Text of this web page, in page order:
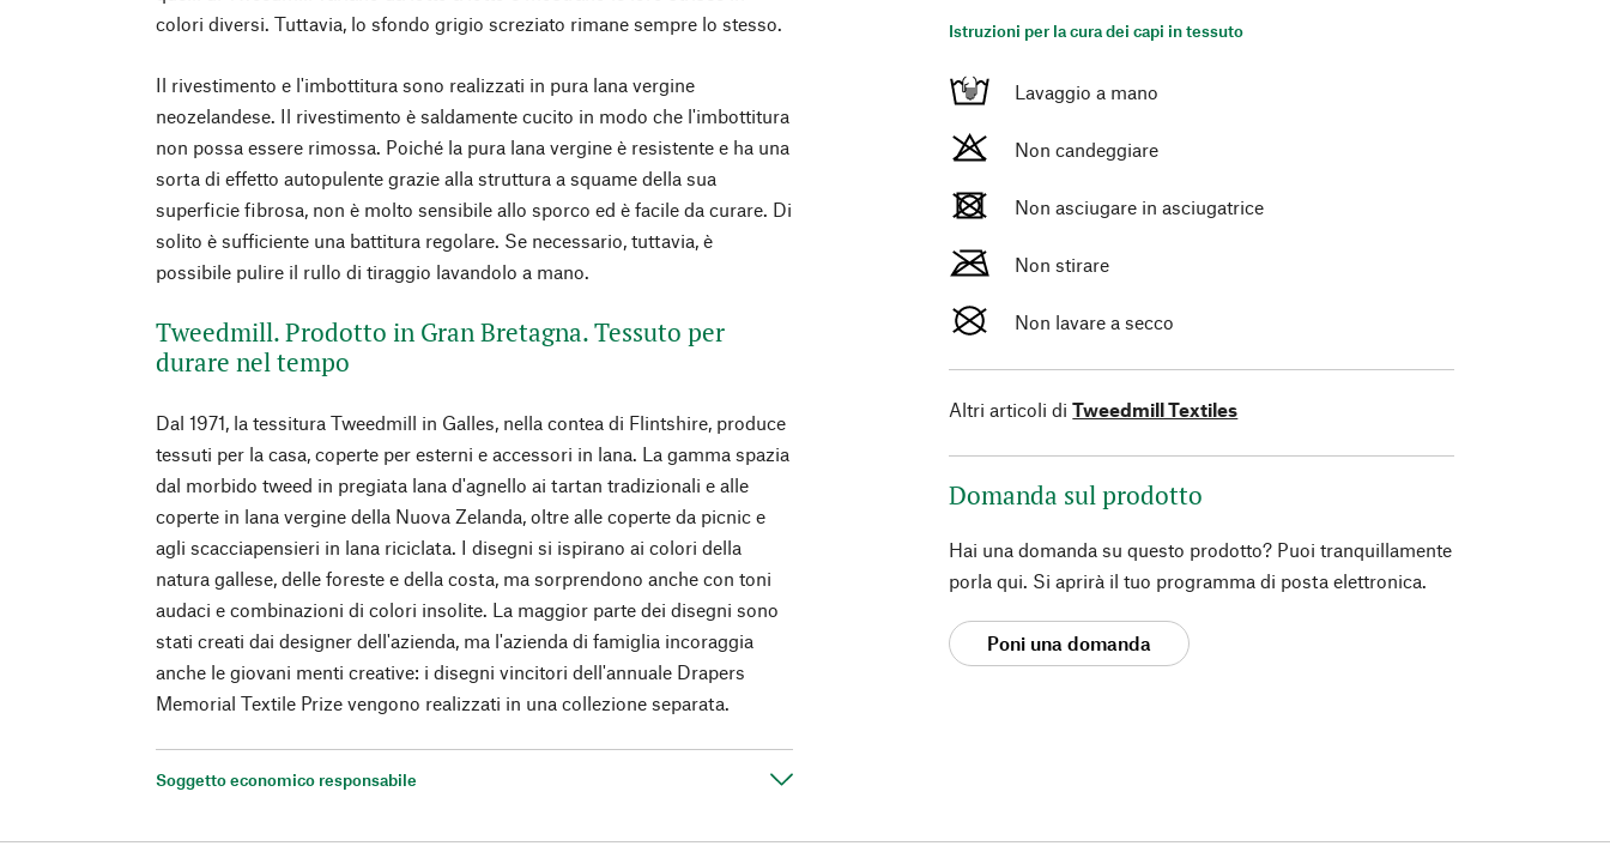
colori diversi. Tuttavia, lo sfondo grigio screziato rimane sempre lo stesso.
Il rivestimento e l'imbottitura sono realizzati in pura lana vergine
neozelandese. Il rivestimento è saldamente cucito in modo che l'imbottitura
non possa essere rimossa. Poiché la pura lana vergine è resistente e ha una
sorta di effetto autopulente grazie alla struttura a squame della sua
superficie fibrosa, non è molto sensibile allo sporco ed è facile da curare. Di
solito è sufficiente una battitura regolare. Se necessario, tuttavia, è
possibile pulire il rullo di tiraggio lavandolo a mano.
Tweedmill. Prodotto in Gran Bretagna. Tessuto per
durare nel tempo
Dal 1971, la tessitura Tweedmill in Galles, nella contea di Flintshire, produce
tessuti per la casa, coperte per esterni e accessori in lana. La gamma spazia
dal morbido tweed in pregiata lana d'agnello ai tartan tradizionali e alle
coperte in lana vergine della Nuova Zelanda, oltre alle coperte da picnic e
agli scacciapensieri in lana riciclata. I disegni si ispirano ai colori della
natura gallese, delle foreste e della costa, ma sorprendono anche con toni
audaci e combinazioni di colori insolite. La maggior parte dei disegni sono
stati creati dai designer dell'azienda, ma l'azienda di famiglia incoraggia
anche le giovani menti creative: i disegni vincitori dell'annuale Drapers
Memorial Textile Prize vengono realizzati in una collezione separata.
Soggetto economico responsabile
Istruzioni per la cura dei capi in tessuto
Lavaggio a mano
Non candeggiare
Non asciugare in asciugatrice
Non stirare
Non lavare a secco
Altri articoli di Tweedmill Textiles
Domanda sul prodotto
Hai una domanda su questo prodotto? Puoi tranquillamente
porla qui. Si aprirà il tuo programma di posta elettronica.
Poni una domanda